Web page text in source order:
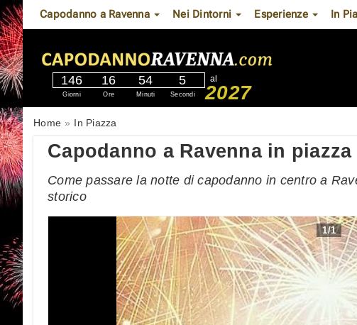
Capodanno a Ravenna Nei Dintorni Esperienze In
146
Giorni
16
Ore
54
Minuti
4
Secondi
al
2027
Home In Piazza
Capodanno a Ravenna in
Come passare la notte di capodanno in centro a
storico
1/1